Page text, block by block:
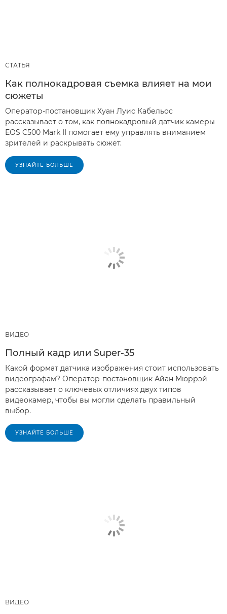
СТАТЬЯ
Как полнокадровая съемка влияет на мои
сюжеты
Оператор-постановщик Хуан Луис Кабельос
рассказывает о том, как полнокадровый датчик камеры
EOS C500 Mark II помогает ему управлять вниманием
зрителей и раскрывать сюжет.
УЗНАЙТЕ БОЛЬШЕ
ВИДЕО
Полный кадр или Super-35
Какой формат датчика изображения стоит использовать
видеографам? Оператор-постановщик Айан Мюррэй
рассказывает о ключевых отличиях двух типов
видеокамер, чтобы вы могли сделать правильный
выбор.
УЗНАЙТЕ БОЛЬШЕ
ВИДЕО